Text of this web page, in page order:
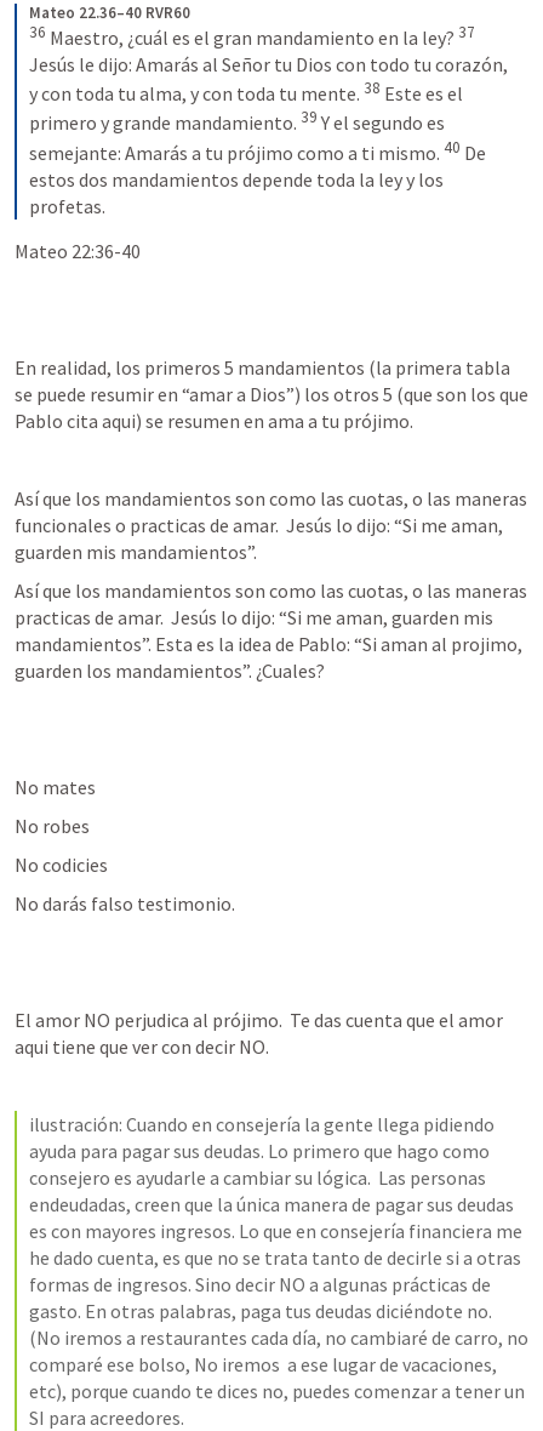
Mateo 22.36–40 RVR60
36 Maestro, ¿cuál es el gran mandamiento en la ley? 37
Jesús le dijo: Amarás al Señor tu Dios con todo tu corazón,
y con toda tu alma, y con toda tu mente. 38 Este es el
primero y grande mandamiento. 39 Y el segundo es
semejante: Amarás a tu prójimo como a ti mismo. 40 De
estos dos mandamientos depende toda la ley y los
profetas.
Mateo 22:36-40
En realidad, los primeros 5 mandamientos (la primera tabla
se puede resumir en “amar a Dios”) los otros 5 (que son los que
Pablo cita aqui) se resumen en ama a tu prójimo.
Así que los mandamientos son como las cuotas, o las maneras
funcionales o practicas de amar.  Jesús lo dijo: “Si me aman,
guarden mis mandamientos”.
Así que los mandamientos son como las cuotas, o las maneras
practicas de amar.  Jesús lo dijo: “Si me aman, guarden mis
mandamientos”. Esta es la idea de Pablo: “Si aman al projimo,
guarden los mandamientos”. ¿Cuales?
No mates
No robes
No codicies
No darás falso testimonio.
El amor NO perjudica al prójimo.  Te das cuenta que el amor
aqui tiene que ver con decir NO.
ilustración: Cuando en consejería la gente llega pidiendo
ayuda para pagar sus deudas. Lo primero que hago como
consejero es ayudarle a cambiar su lógica.  Las personas
endeudadas, creen que la única manera de pagar sus deudas
es con mayores ingresos. Lo que en consejería financiera me
he dado cuenta, es que no se trata tanto de decirle si a otras
formas de ingresos. Sino decir NO a algunas prácticas de
gasto. En otras palabras, paga tus deudas diciéndote no.
(No iremos a restaurantes cada día, no cambiaré de carro, no
comparé ese bolso, No iremos  a ese lugar de vacaciones,
etc), porque cuando te dices no, puedes comenzar a tener un
SI para acreedores.